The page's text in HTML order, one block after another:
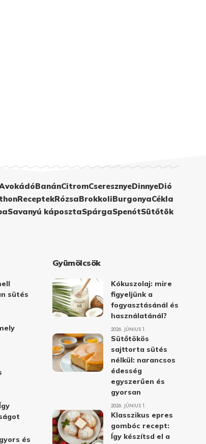
BanánCitromCseresznyeDinnyeDió
ReceptekRózsaBrokkoliBurgonyaCékla
Savanyú káposztaSpárgaSpenótSütőtök
sütés
és
Gyümölcsök
Kókuszolaj: mire
figyeljünk a
fogyasztásánál és
használatánál?
2026. JÚNIUS 1.
Sütőtökös
sajttorta sütés
nélkül: narancsos
édesség
egyszerűen és
gyorsan
2026. JÚNIUS 1.
Klasszikus epres
gombóc recept:
Így készítsd el a